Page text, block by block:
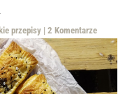
przepisy |2 Komentarze